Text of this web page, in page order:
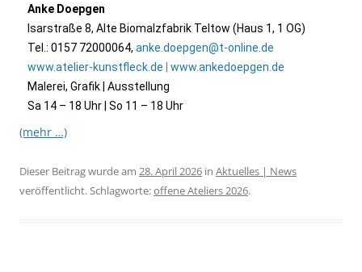
Anke Doepgen
Isarstraße 8, Alte Biomalzfabrik Teltow (Haus 1, 1 OG)
Tel.: 0157 72000064, anke.doepgen@t-online.de
www.atelier-kunstfleck.de
www.ankedoepgen.de
Malerei, Grafik | Ausstellung
Sa 14 – 18 Uhr | So 11 – 18 Uhr
(mehr …)
Dieser Beitrag wurde am 28. April 2026 in Aktuelles | News
veröffentlicht. Schlagworte:offene Ateliers 2026.